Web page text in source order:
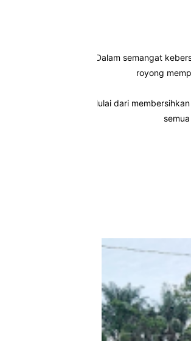
Dalam semangat
royong
Mulai dari